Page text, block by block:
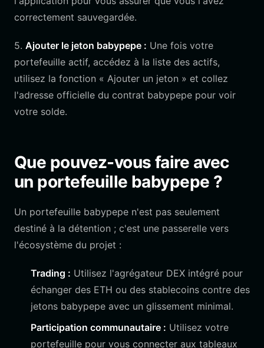
correctement sauvegardée.
5. Ajouter le jeton babypepe : Une fois votre
portefeuille actif, accédez à la liste des actifs,
utilisez la fonction « Ajouter un jeton » et collez
l'adresse officielle du contrat babypepe pour voir
votre solde.
Que pouvez-vous faire avec
un portefeuille babypepe ?
Un portefeuille babypepe n'est pas seulement
destiné à la détention ; c'est une passerelle vers
l'écosystème du projet :
Trading : Utilisez l'agrégateur DEX intégré pour
échanger des ETH ou des stablecoins contre des
jetons babypepe avec un glissement minimal.
Participation communautaire : Utilisez votre
portefeuille pour vous connecter aux tableaux